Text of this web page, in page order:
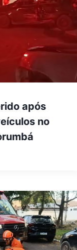
após
no